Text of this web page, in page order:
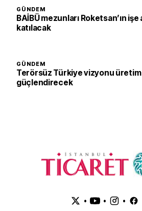
GÜNDEM
BAİBÜ mezunları Roketsan’ın
katılacak
GÜNDEM
Terörsüz Türkiye vizyonu üretim
güçlendirecek
• • •